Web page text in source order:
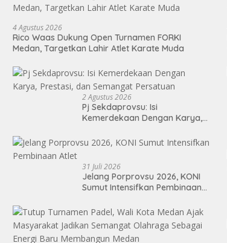
4 Agustus 2026
Rico Waas Dukung Open Turnamen FORKI
Medan, Targetkan Lahir Atlet Karate Muda
2 Agustus 2026
Pj Sekdaprovsu: Isi
Kemerdekaan Dengan Karya,
Persatuan
31 Juli 2026
Jelang Porprovsu 2026, KONI
Sumut Intensifkan Pembinaan